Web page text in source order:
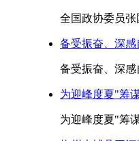
全国政协委员
备受振奋、深
备受振奋、深
为迎峰度夏"筹
为迎峰度夏"筹